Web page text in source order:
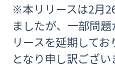
※本リリースは2月
ましたが、一部問
リースを延期して
となり申し訳ござい